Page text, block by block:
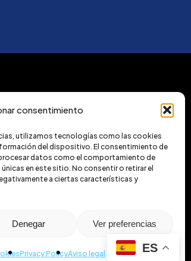
consentimiento
utilizamos tecnologías como las cookies
del dispositivo. El consentimiento de
datos como el comportamiento de
en este sitio. No consentir o retirar el
a ciertas características y
Denegar Ver preferencias
Privacy PolicyAviso legal ES